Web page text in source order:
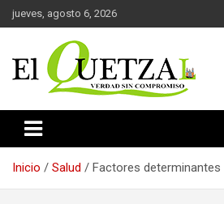
Saltar
al
jueves, agosto 6, 2026
El Quetzal de
Inicio Salud Factores determinantes